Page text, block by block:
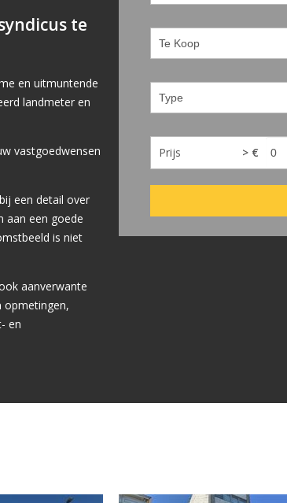
te
en uitmuntende
landmeter en
vastgoedwensen
een detail over
aan een goede
is niet
aanverwante
opmetingen,
en
Prijs > €